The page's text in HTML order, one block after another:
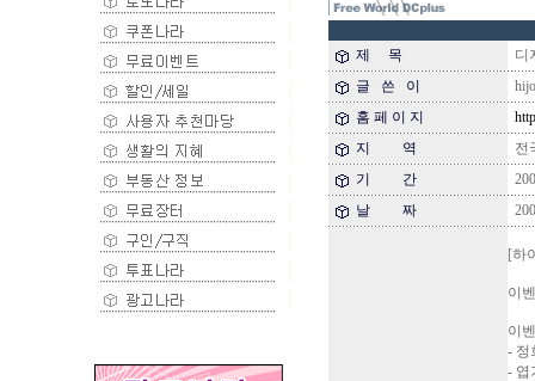
제 목
디
글 쓴 이
홈 페 이 지
지 역
전
기 간
날 짜
[하
이
이
- 정
- 엽